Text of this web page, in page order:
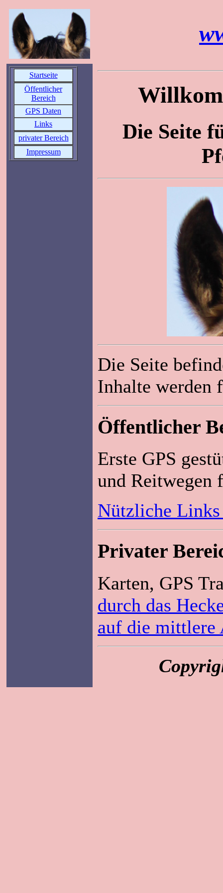
Startseite
Öffentlicher
Bereich
GPS Daten
Links
privater Bereich
Impressum
Die Seite
Die Seite
Inhalte werden
Öffentlicher
Erste GPS
und Reitwegen
Nützliche
Privater
Karten, GPS
durch das
auf die mittlere